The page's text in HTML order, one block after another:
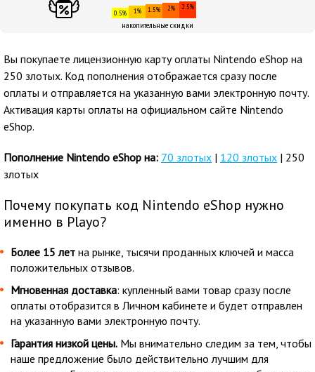
0.5% 1% 1.5% 2% 2.5%
накопительные скидки
Вы покупаете лицензионную карту оплаты Nintendo eShop на
250 злотых. Код пополнения отображается сразу после
оплаты и отправляется на указанную вами электронную почту.
Активация карты оплаты на официальном сайте Nintendo
eShop.
Пополнение Nintendo eShop на: 70 злотых | 120 злотых | 250
злотых
Почему покупать код Nintendo eShop нужно
именно в Playo?
Более 15 лет на рынке, тысячи проданных ключей и масса
положительных отзывов.
Мгновенная доставка: купленный вами товар сразу после
оплаты отобразится в Личном кабинете и будет отправлен
на указанную вами электронную почту.
Гарантия низкой цены. Мы внимательно следим за тем, чтобы
наше предложение было действительно лучшим для